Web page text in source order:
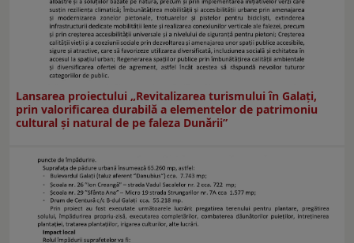
Lansarea proiectului „Revitalizarea turismului în Galați,
prin valorificarea durabilă a elementelor de patrimoniu
cultural și natural de pe faleza Dunării”